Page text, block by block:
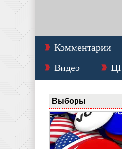
Комментарии
Видео
Выборы